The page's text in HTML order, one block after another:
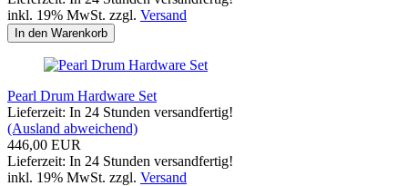
inkl. 19% MwSt. zzgl. Versand
In den Warenkorb
Pearl Drum Hardware Set
Lieferzeit: In 24 Stunden versandfertig!
(Ausland abweichend)
446,00 EUR
Lieferzeit: In 24 Stunden versandfertig!
inkl. 19% MwSt. zzgl. Versand